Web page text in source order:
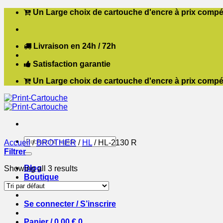
Passer
contenu
Un Large choix de cartouche d'encre à prix
Livraison en 24h / 72h
Satisfaction garantie
Un Large choix de cartouche d'encre à prix
Recherche
pour :
Blog
Boutique
Contact
Se connecter / S’inscrire
Accueil / BROTHER / HL /HL-2130 R
Filtrer
Showing all 3 results